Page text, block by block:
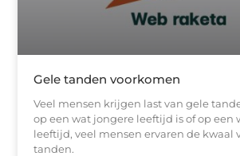
Gele tanden voorkomen
Veel mensen krijgen last van gele
op een wat jongere leeftijd is of op een
leeftijd, veel mensen ervaren de kwaal
tanden.